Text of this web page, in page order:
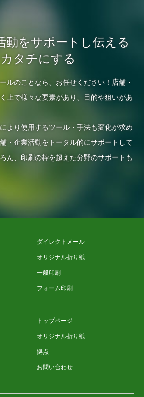
動をサポートし伝える
タチにする
ルのことなら、お任せください！店舗・
上で様々な要素があり、目的や狙いがあ
より使用するツール・手法も変化が求め
・企業活動をトータル的にサポートして
ん、印刷の枠を超えた分野のサポートも
ダイレクトメール
オリジナル折り紙
一般印刷
フォーム印刷
トップページ
オリジナル折り紙
拠点
お問い合わせ